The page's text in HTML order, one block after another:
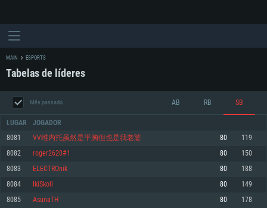
REQUERIMENTOS DE SISTEMA
MAIN ESPORTS
Tabelas de líderes
Mês passado AB RB SB
LUGAR JOGADOR
8081 VV维内托虽然是平胸但也是我老婆 80 119
8082 roger2620#1 80 150
8083 ELECTROnik 80 188
8084 IkiSkoll 80 149
8085 AsunaTH 80 178